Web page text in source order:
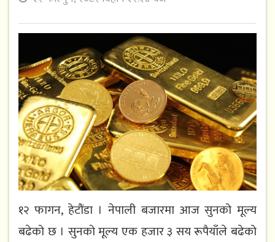
१२ फागन, हेटौंडा । नेपाली बजारमा आज सुनको मूल्य
बढेको छ । सुनको मूल्य एक हजार ३ सय रूपैयाँले बढेको